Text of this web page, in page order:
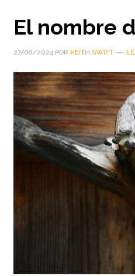
El nombre
27/08/2024 POR KEITH SWIFT